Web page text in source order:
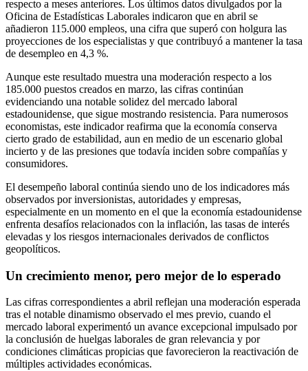
respecto a meses anteriores. Los últimos datos divulgados por la
Oficina de Estadísticas Laborales indicaron que en abril se
añadieron 115.000 empleos, una cifra que superó con holgura las
proyecciones de los especialistas y que contribuyó a mantener la tasa
de desempleo en 4,3 %.
Aunque este resultado muestra una moderación respecto a los
185.000 puestos creados en marzo, las cifras continúan
evidenciando una notable solidez del mercado laboral
estadounidense, que sigue mostrando resistencia. Para numerosos
economistas, este indicador reafirma que la economía conserva
cierto grado de estabilidad, aun en medio de un escenario global
incierto y de las presiones que todavía inciden sobre compañías y
consumidores.
El desempeño laboral continúa siendo uno de los indicadores más
observados por inversionistas, autoridades y empresas,
especialmente en un momento en el que la economía estadounidense
enfrenta desafíos relacionados con la inflación, las tasas de interés
elevadas y los riesgos internacionales derivados de conflictos
geopolíticos.
Un crecimiento menor, pero mejor de lo esperado
Las cifras correspondientes a abril reflejan una moderación esperada
tras el notable dinamismo observado el mes previo, cuando el
mercado laboral experimentó un avance excepcional impulsado por
la conclusión de huelgas laborales de gran relevancia y por
condiciones climáticas propicias que favorecieron la reactivación de
múltiples actividades económicas.